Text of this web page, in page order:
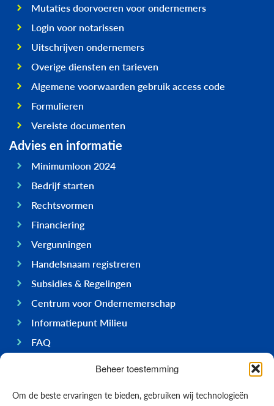
Beheer toestemming
Om de beste ervaringen te bieden, gebruiken wij technologieën
Mutaties doorvoeren voor ondernemers
Login voor notarissen
Uitschrijven ondernemers
Overige diensten en tarieven
Algemene voorwaarden gebruik access code
Formulieren
Vereiste documenten
Advies en informatie
Minimumloon 2024
Bedrijf starten
Rechtsvormen
Financiering
Vergunningen
Handelsnaam registreren
Subsidies & Regelingen
Centrum voor Ondernemerschap
Informatiepunt Milieu
FAQ
Ondernemen op Bonaire
Economie